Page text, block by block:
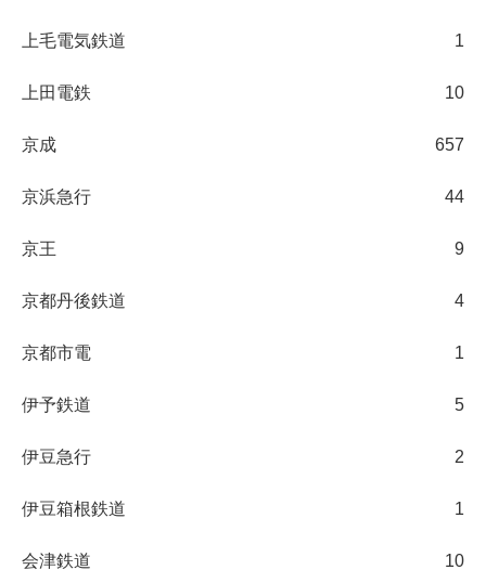
上毛電気鉄道 1
上田電鉄 10
京成 657
京浜急行 44
京王 9
京都丹後鉄道 4
京都市電 1
伊予鉄道 5
伊豆急行 2
伊豆箱根鉄道 1
会津鉄道 10